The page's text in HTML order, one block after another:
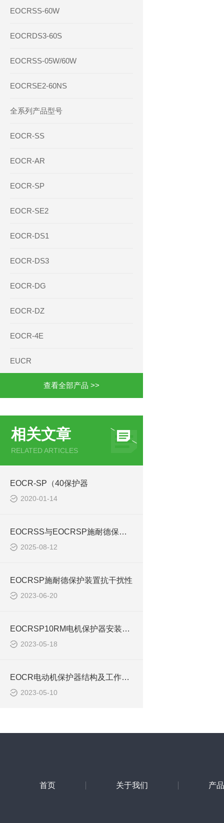
EOCRSS-60W
EOCRDS3-60S
EOCRSS-05W/60W
EOCRSE2-60NS
全系列产品型号
EOCR-SS
EOCR-AR
EOCR-SP
EOCR-SE2
EOCR-DS1
EOCR-DS3
EOCR-DG
EOCR-DZ
EOCR-4E
EUCR
查看全部产品 >>
相关文章
RELATED ARTICLES
EOCR-SP（40保护器
2020-01-14
EOCRSS与EOCRSP施耐德保护器核心功能区别
2025-08-12
EOCRSP施耐德保护装置抗干扰性
2023-06-20
EOCRSP10RM电机保护器安装应用时注意事项
2023-05-18
EOCR电动机保护器结构及工作原理浅析EOCRSP DS1
2023-05-10
首页 关于我们 产